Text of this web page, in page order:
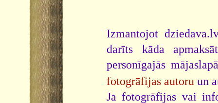
Izmantojot
darīts kāda
personīgajās
fotogrāfijas autoru un
Ja fotogrāfijas vai